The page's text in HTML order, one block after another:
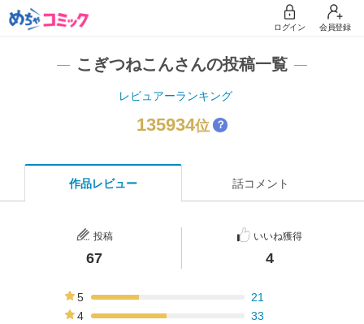
ログイン 会員登録
こぎつねこんさんの投稿一覧
レビュアーランキング
135934位 ？
作品レビュー 話コメント
投稿
67
いいね獲得
4
5
21
4
33